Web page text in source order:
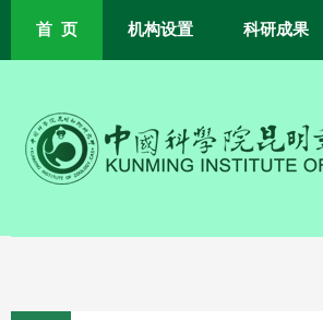
首 页 机构设置 科研成果